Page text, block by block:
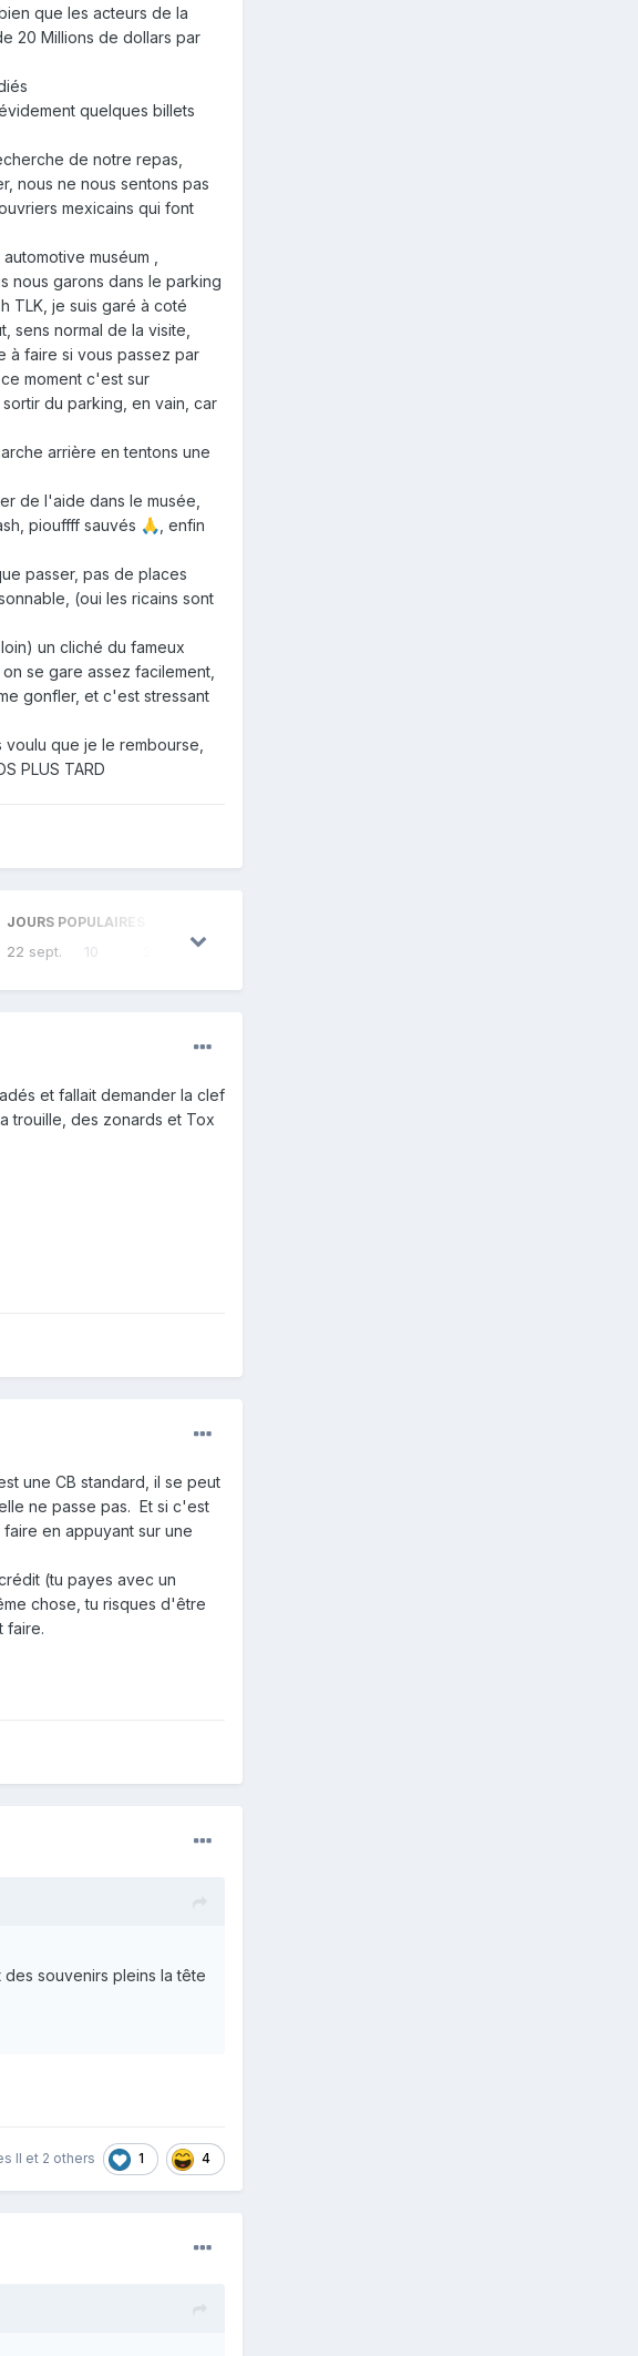
bien que les acteurs de la
20 Millions de dollars par
quelques billets
de notre repas,
nous ne nous sentons pas
mexicains qui font
muséum ,
nous garons dans le parking
TLK, je suis garé à coté
sens normal de la visite,
à faire si vous passez par
moment c'est sur
du parking, en vain, car
arrière en tentons une
de l'aide dans le musée,
piouffff sauvés 🙏 , enfin
passer, pas de places
(oui les ricains sont
un cliché du fameux
se gare assez facilement,
gonfler, et c'est stressant
que je le rembourse,
PLUS TARD
JOURS POPULAIRES
22 sept. 10
et fallait demander la clef
trouille, des zonards et Tox
une CB standard, il se peut
ne passe pas. Et si c'est
en appuyant sur une
(tu payes avec un
chose, tu risques d'être
faire.
souvenirs pleins la tête
ll et 2 others 1 4